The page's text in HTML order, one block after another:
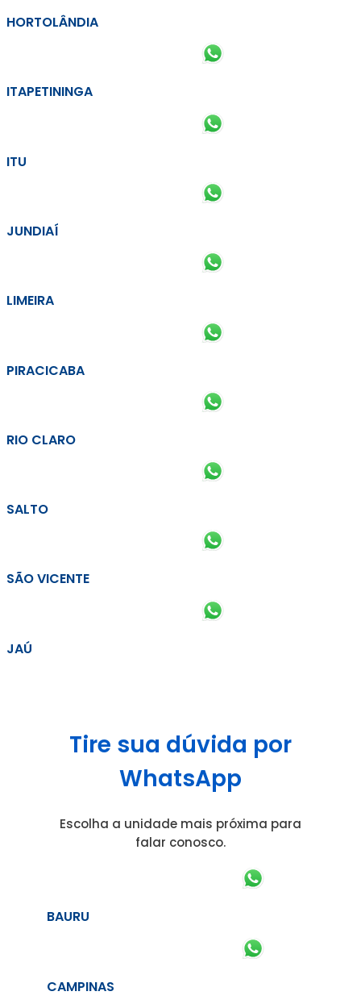
HORTOLÂNDIA
ITAPETININGA
ITU
JUNDIAÍ
LIMEIRA
PIRACICABA
RIO CLARO
SALTO
SÃO VICENTE
JAÚ
Tire sua dúvida por
WhatsApp
Escolha a unidade mais próxima para
falar conosco.
BAURU
CAMPINAS